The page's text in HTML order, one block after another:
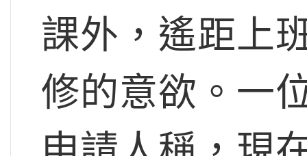
課外，遙距上
修的意欲。一